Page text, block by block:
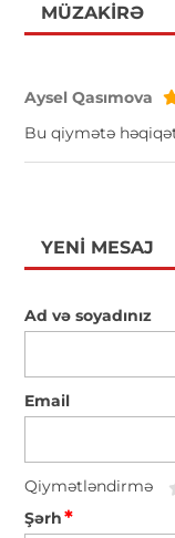
MÜZAKIRƏ
Aysel Qasımova
Bu qiymətə
YENI MESAJ
Ad və soyadınız
Email
Qiymətləndirmə
Şərh*